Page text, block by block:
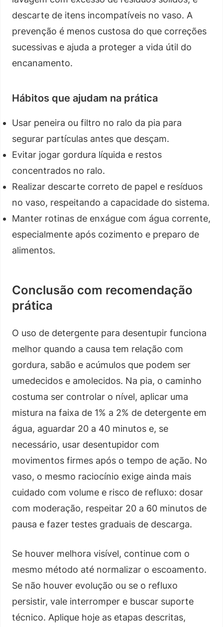
descarte de itens incompatíveis no vaso. A
prevenção é menos custosa do que correções
sucessivas e ajuda a proteger a vida útil do
encanamento.
Hábitos que ajudam na prática
Usar peneira ou filtro no ralo da pia para
segurar partículas antes que desçam.
Evitar jogar gordura líquida e restos
concentrados no ralo.
Realizar descarte correto de papel e resíduos
no vaso, respeitando a capacidade do sistema.
Manter rotinas de enxágue com água corrente,
especialmente após cozimento e preparo de
alimentos.
Conclusão com recomendação
prática
O uso de detergente para desentupir funciona
melhor quando a causa tem relação com
gordura, sabão e acúmulos que podem ser
umedecidos e amolecidos. Na pia, o caminho
costuma ser controlar o nível, aplicar uma
mistura na faixa de 1% a 2% de detergente em
água, aguardar 20 a 40 minutos e, se
necessário, usar desentupidor com
movimentos firmes após o tempo de ação. No
vaso, o mesmo raciocínio exige ainda mais
cuidado com volume e risco de refluxo: dosar
com moderação, respeitar 20 a 60 minutos de
pausa e fazer testes graduais de descarga.
Se houver melhora visível, continue com o
mesmo método até normalizar o escoamento.
Se não houver evolução ou se o refluxo
persistir, vale interromper e buscar suporte
técnico. Aplique hoje as etapas descritas,